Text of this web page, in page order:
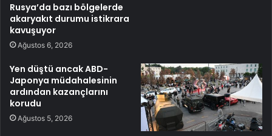
Rusya’da bazı bölgelerde
akaryakıt durumu istikrara
kavuşuyor
Ağustos 6, 2026
Yen düştü ancak ABD-
Japonya müdahalesinin
ardından kazançlarını
korudu
Ağustos 5, 2026